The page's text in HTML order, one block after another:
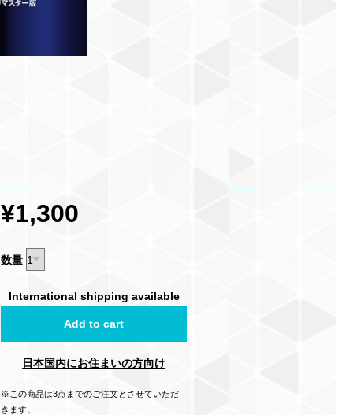
¥1,300
数量
International shipping available
Add to cart
日本国内にお住まいの方向け
※この商品は3点までのご注文とさせていただ
きます。